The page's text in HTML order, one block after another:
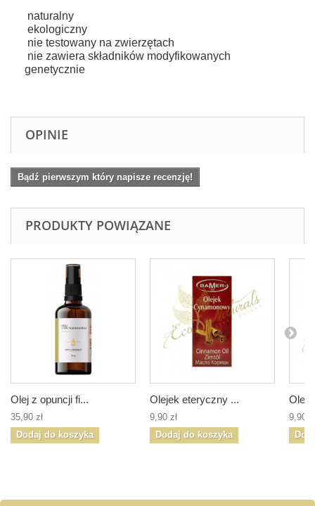
naturalny
ekologiczny
nie testowany na zwierzętach
nie zawiera składników modyfikowanych
genetycznie
OPINIE
Bądź pierwszym który napisze recenzję!
PRODUKTY POWIĄZANE
Olej z opuncji fi...
35,90 zł
Dodaj do koszyka
Olejek eteryczny ...
9,90 zł
Dodaj do koszyka
9,90